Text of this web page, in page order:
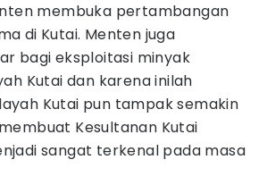
membuka pertambangan
di Kutai. Menten juga
bagi eksploitasi minyak
Kutai dan karena inilah
Kutai pun tampak semakin
Kesultanan Kutai
sangat terkenal pada masa